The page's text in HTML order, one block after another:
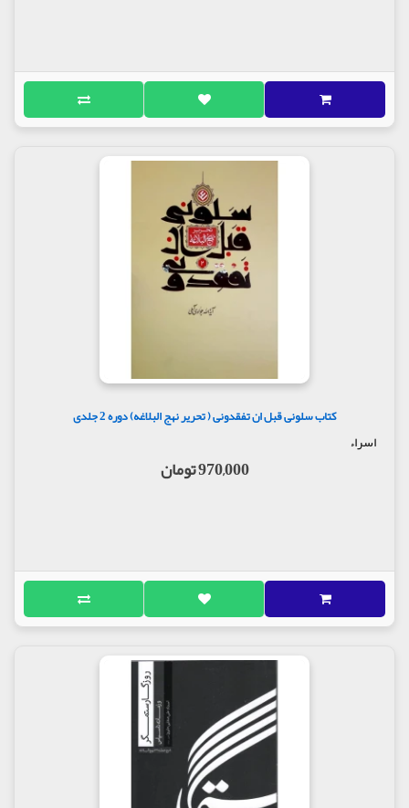
کتاب سلونی قبل ان تفقدونی ( تحریر نهج البلاغه) دوره 2 جلدی
اسراء
970,000 تومان